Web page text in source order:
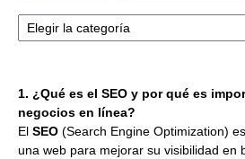
Categorías
1. ¿Qué es el SEO y por qué es
negocios en línea?
El SEO (Search Engine Optimization)
una web para mejorar su visibilidad en